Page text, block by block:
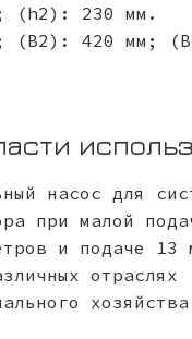
(h2): 230 мм.
(B2): 420 мм;
насос для
при малой
и подаче
отраслях